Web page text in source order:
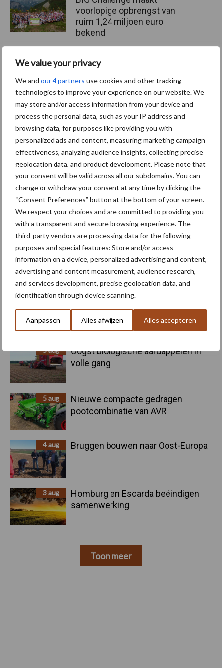
We value your privacy
We and our 4 partners use cookies and other tracking
technologies to improve your experience on our website. We
may store and/or access information from your device and
process the personal data, such as your IP address and
browsing data, for purposes like providing you with
personalized ads and content, measuring marketing campaign
effectiveness, analyzing audience insights, collecting precise
geolocation data, and product development. Please note that
your consent will be valid across all our subdomains. You can
change or withdraw your consent at any time by clicking the
“Consent Preferences” button at the bottom of your screen.
We respect your choices and are committed to providing you
with a transparent and secure browsing experience. The
third-party vendors are processing data for the following
purposes and special features: Store and/or access
information on a device, personalized advertising and content,
advertising and content measurement, audience research,
and services development, precise geolocation data, and
identification through device scanning.
Aanpassen Alles afwijzen Alles accepteren
Primaire
Sidebar
Recent nieuws Partner nieuws
voor kouters"
5 aug
Oogst biologische aardappelen in
volle gang
5 aug
Nieuwe compacte gedragen
pootcombinatie van AVR
4 aug Bruggen bouwen naar Oost-Europa
3 aug
Homburg en Escarda beëindigen
samenwerking
Toon meer
voorlopige opbrengst van
ruim 1,24 miljoen euro
bekend
Themapagina's
Machines Duurzaamheid
Kunstmeststrooier Pootmachine
Toon meer